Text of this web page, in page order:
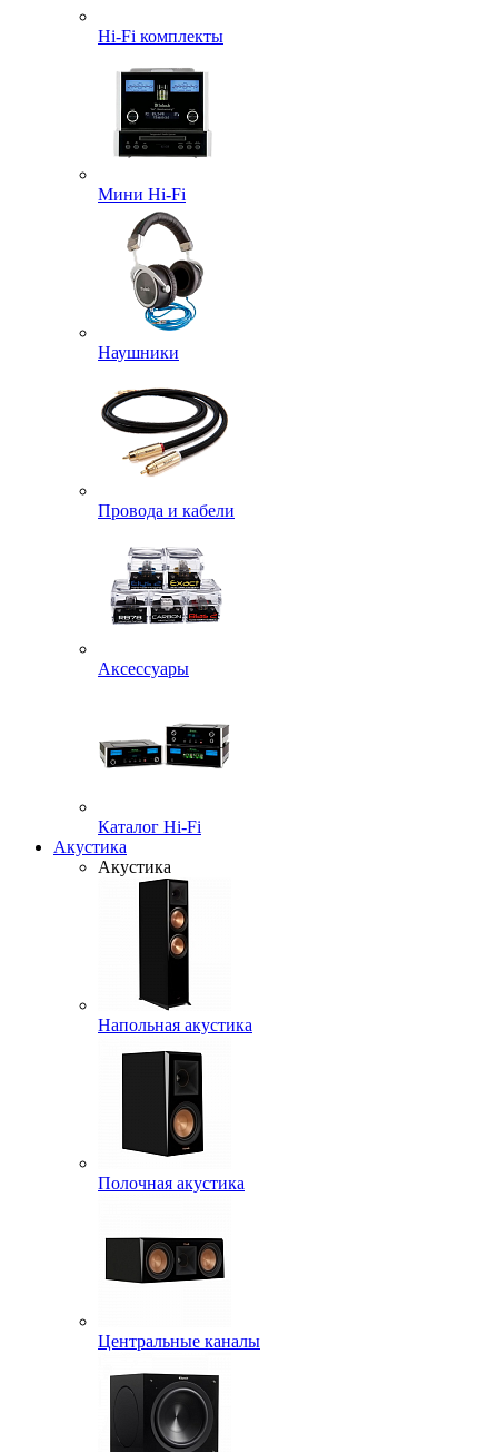
Hi-Fi комплекты
Мини Hi-Fi
Наушники
Провода и кабели
Аксессуары
Каталог Hi-Fi
Акустика
Акустика
Напольная акустика
Полочная акустика
Центральные каналы